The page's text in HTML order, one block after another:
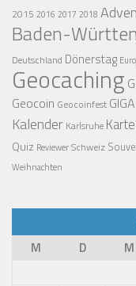
2015 2016 2017 2018
Baden-
Deutschland Dönerstag
Geocaching
Geocoin Geocoinfest GIGA
Kalender Karlsruhe Karte
Quiz ReviewerSchweiz
Weihnachten
M
D M